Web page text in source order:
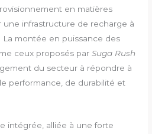
en matières
infrastructure de recharge à
La montée en puissance des
ceux proposés parSuga Rush
du secteur à répondre à
performance, de durabilité et
intégrée, alliée à une forte